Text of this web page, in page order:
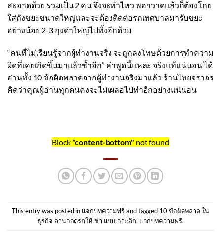
สะอาดด้วย รวมเป็น 2 คน จึงจะทำไหว พอกวาดแล้วก็ต้องโกย
ใส่ถังขยะขนาดใหญ่และจะต้องติดต่อรถเทศบาลมารับขยะ
อย่างน้อย 2-3 ถุงดำใหญ่ไปทิ้งอีกด้วย
“คนที่ไม่เรียนรู้จากผู้ทำงานจริง จะถูกลงโทษด้วยการทำความ
ผิดที่เคยเกิดขึ้นมาแล้วซ้ำอีก” คำพูดนี้แหละ จริงแท้แน่นอน ได้
อ่านทั้ง 10 ข้อผิดพลาดจากผู้ทำงานจริงมาแล้ว ร้านไทยจราจร
คิดว่าคุณผู้อ่านทุกคนคงจะไม่เผลอไปทำอีกอย่างแน่นอน
Block "content-bottom" not found
This entry was posted in แจกบทความฟรีand tagged 10 ข้อผิดพลาด ใน
ธุรกิจ ลานจอดรถให้เช่า แบบเจาะลึก, แจกบทความฟรี.